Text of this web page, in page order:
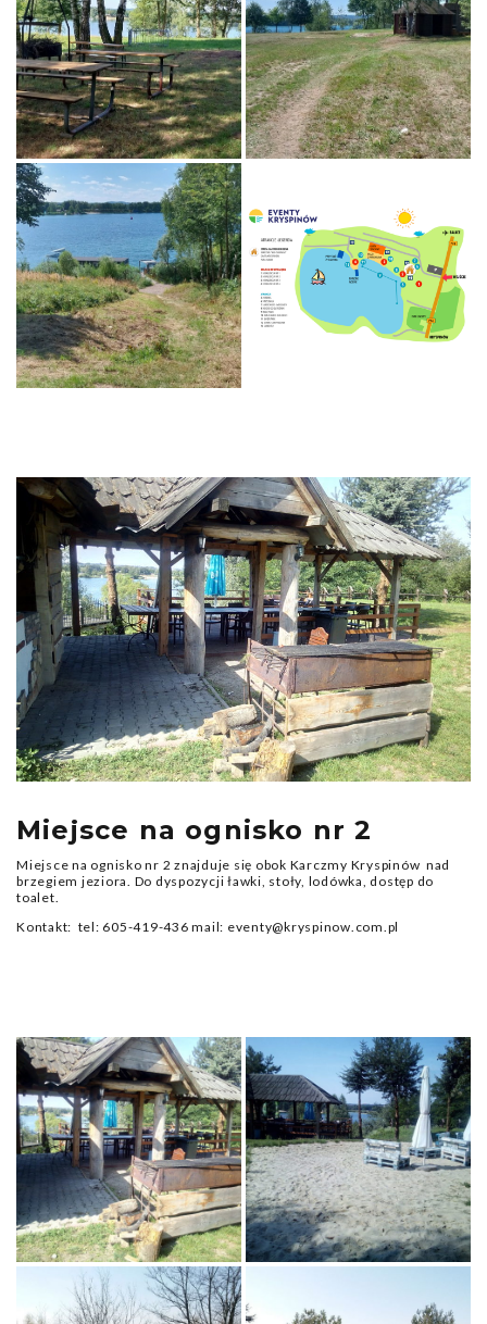
Miejsce na ognisko nr 2
Miejsce na ognisko nr 2 znajduje się obok Karczmy Kryspinów nad
brzegiem jeziora. Do dyspozycji ławki, stoły, lodówka, dostęp do
toalet.
Kontakt: tel: 605-419-436 mail: eventy@kryspinow.com.pl